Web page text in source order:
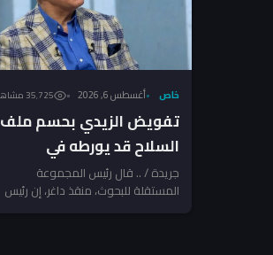
خاص أغسطس 6, 2026 35٬725 مشاهدة
تفويض الزيدي بحسم ملف
السلاح قد يورطه في
مواجهة مع الفصائل
المرتبطة بإيران ـ منقذ داغر
جريدة / .. قال رئيس المجموعة
المستقلة للبحوث، منقذ داغر، إن رئيس